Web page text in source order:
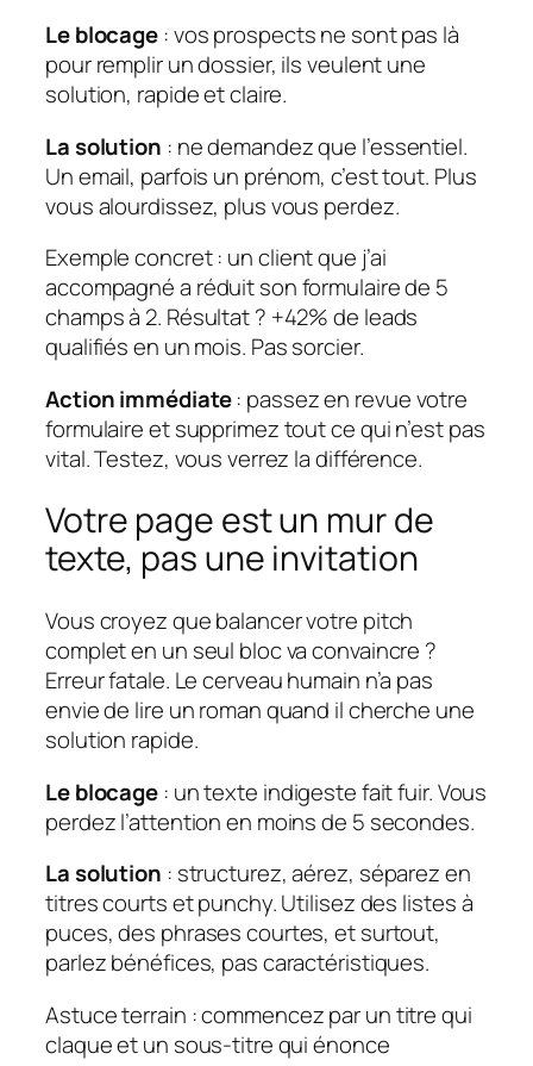
Le blocage : vos prospects ne sont pas là
pour remplir un dossier, ils veulent une
solution, rapide et claire.
La solution : ne demandez que l’essentiel.
Un email, parfois un prénom, c’est tout. Plus
vous alourdissez, plus vous perdez.
Exemple concret: un client que j’ai
accompagné a réduit son formulaire de 5
champs à 2. Résultat ? +42% de leads
qualifiés en un mois. Pas sorcier.
Action immédiate: passez en revue votre
formulaire et supprimez tout ce qui n’est pas
vital. Testez, vous verrez la différence.
Votre page est un mur de
texte, pas une invitation
Vous croyez que balancer votre pitch
complet en un seul bloc va convaincre ?
Erreur fatale. Le cerveau humain n’a pas
envie de lire un roman quand il cherche une
solution rapide.
Le blocage : un texte indigeste fait fuir. Vous
perdez l’attention en moins de 5 secondes.
La solution : structurez, aérez, séparez en
titres courts et punchy. Utilisez des listes à
puces, des phrases courtes, et surtout,
parlez bénéfices, pas caractéristiques.
Astuce terrain : commencez par un titre qui
claque et un sous-titre qui énonce